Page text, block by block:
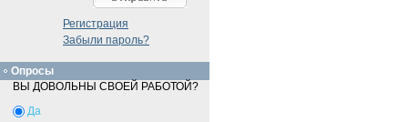
Регистрация
Забыли пароль?
Опросы
ВЫ ДОВОЛЬНЫ СВОЕЙ РАБОТОЙ?
Да